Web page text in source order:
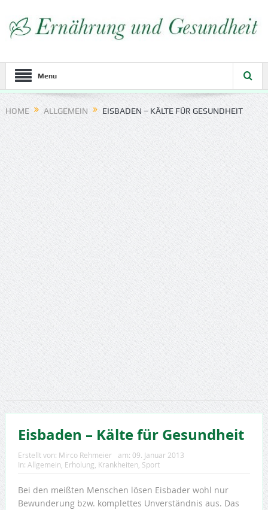
Menu
HOME ALLGEMEIN EISBADEN – KÄLTE FÜR GESUNDHEIT
Eisbaden – Kälte für Gesundheit
Erstellt von: Mirco Rehmeier am: 09. Januar 2013
In: Allgemein, Erholung, Krankheiten, Sport
Bei den meißten Menschen lösen Eisbader wohl nur
Bewunderung bzw. komplettes Unverständnis aus. Das